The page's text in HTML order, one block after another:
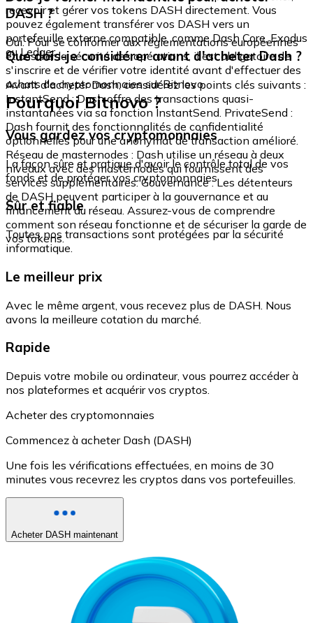
recevoir et gérer vos tokens DASH directement. Vous
pouvez également transférer vos DASH vers un
portefeuille externe compatible, comme Dash Core, Exodus
ou Ledger.
DASH ?
Oui. Pour se conformer aux réglementations européennes
et assurer la sécurité des opérations, il est obligatoire de
s'inscrire et de vérifier votre identité avant d'effectuer des
achats de cryptomonnaies sur Bitnovo.
Que dois-je considérer avant d'acheter Dash ?
Avant d'acheter Dash, considérez les points clés suivants :
InstantSend : Dash offre des transactions quasi-
instantanées via sa fonction InstantSend. PrivateSend :
Dash fournit des fonctionnalités de confidentialité
optionnelles pour une anonymat de transaction amélioré.
Réseau de masternodes : Dash utilise un réseau à deux
niveaux avec des masternodes qui fournissent des
services supplémentaires. Gouvernance : Les détenteurs
de DASH peuvent participer à la gouvernance et au
financement du réseau. Assurez-vous de comprendre
comment son réseau fonctionne et de sécuriser la garde de
vos tokens.
Pourquoi Bitnovo ?
Vous gardez vos cryptomonnaies
La façon sûre et pratique d'avoir le contrôle total de vos
fonds et de protéger vos cryptomonnaies.
Sûr et fiable
Toutes nos transactions sont protégées par la sécurité
informatique.
Le meilleur prix
Avec le même argent, vous recevez plus de DASH. Nous
avons la meilleure cotation du marché.
Rapide
Depuis votre mobile ou ordinateur, vous pourrez accéder à
nos plateformes et acquérir vos cryptos.
Acheter des cryptomonnaies
Commencez à acheter Dash (DASH)
Une fois les vérifications effectuées, en moins de 30
minutes vous recevrez les cryptos dans vos portefeuilles.
Acheter DASH maintenant